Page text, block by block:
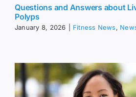
Questions and Answers about
Polyps
January 8, 2026 Fitness News,